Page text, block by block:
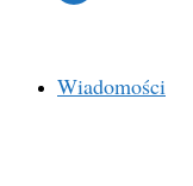
Wiadomości